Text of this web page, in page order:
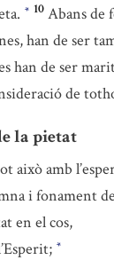
* 10 Abans de
han de ser
han de ser
de
la pietat
això amb
i fonament
en el cos,
*